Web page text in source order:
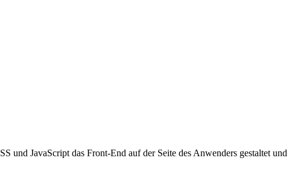
und JavaScript das Front-End auf der Seite des Anwenders gestaltet und